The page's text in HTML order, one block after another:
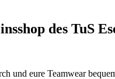
des TuS
und eure Teamwear